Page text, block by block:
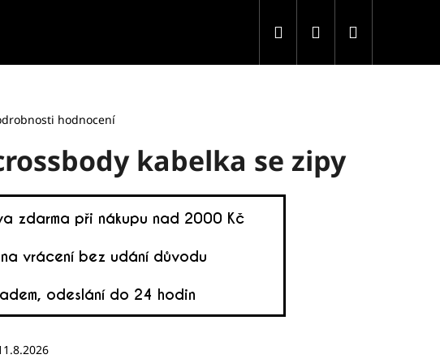
Hledat Přihlášení
hodnocení
kabelka se zipy